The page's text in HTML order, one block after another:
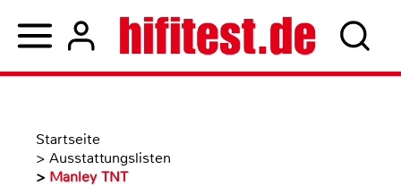
Startseite
> Ausstattungslisten
> Manley TNT